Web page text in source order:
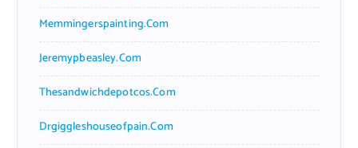
Memmingerspainting.com
Jeremypbeasley.com
Thesandwichdepotcos.com
Drgiggleshouseofpain.com